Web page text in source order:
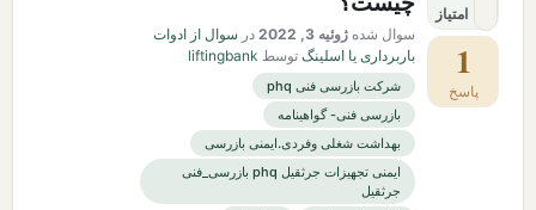
امتیاز
1
پاسخ
سوال شده ژوئیه 3, 2022 در سوال از ادوات
باربرداری یا اسلینگ توسط liftingbank
شرکت بازرسی فنی phq
بازرسی فنی- گواهینامه
بهداشت شغلی وفردی.ایمنی بازرسی
ایمنی تجهیزات جرثقیل phq بازرسی_فنی
جرثقیل